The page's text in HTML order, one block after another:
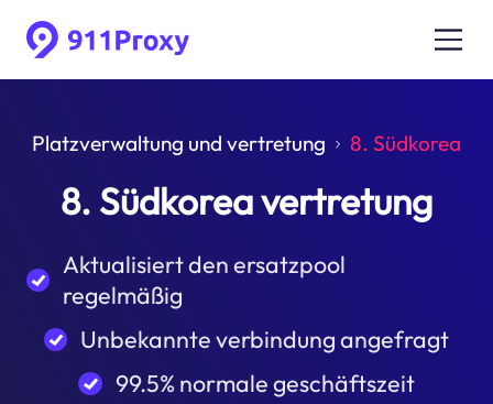
Platzverwaltung und vertretung 8. Südkorea
8. Südkorea vertretung
Aktualisiert den ersatzpool
regelmäßig
Unbekannte verbindung angefragt
99.5% normale geschäftszeit